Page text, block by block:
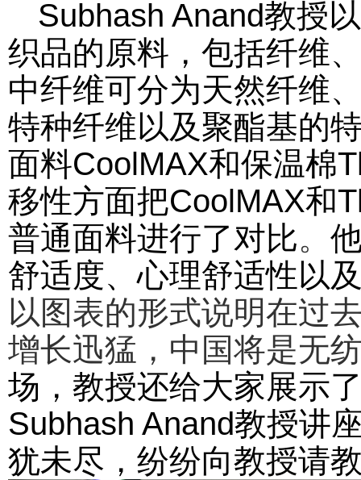
Subhash Anand教授
织品的原料，包括纤维
中纤维可分为天然纤维
特种纤维以及聚酯基的
面料CoolMAX和保温棉
移性方面把CoolMAX和
普通面料进行了对比。
舒适度、心理舒适性以
以图表的形式说明在过
增长迅猛，中国将是无
场，教授还给大家展示
Subhash Anand教授讲
犹未尽，纷纷向教授请